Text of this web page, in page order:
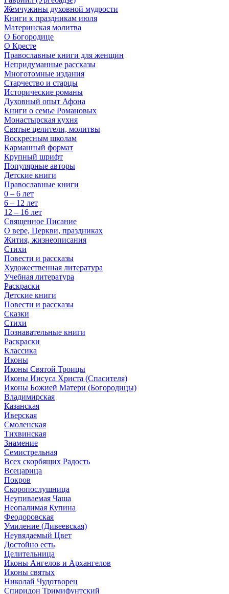
Жемчужины духовной мудрости
Книги к праздникам июля
Материнская молитва
О Богородице
О Кресте
Православные книги для женщин
Непридуманные рассказы
Многотомные издания
Старчество и старцы
Исторические романы
Духовный опыт Афона
Книги о семье Романовых
Монастырская кухня
Святые целители, молитвы
Воскресным школам
Карманный формат
Крупный шрифт
Популярные авторы
Детские книги
Православные книги
0 – 6 лет
6 – 12 лет
12 – 16 лет
Священное Писание
О вере, Церкви, праздниках
Жития, жизнеописания
Стихи
Повести и рассказы
Художественная литература
Учебная литература
Раскраски
Детские книги
Повести и рассказы
Сказки
Стихи
Познавательные книги
Раскраски
Классика
Иконы
Иконы Святой Троицы
Иконы Иисуса Христа (Спасителя)
Иконы Божией Матери (Богородицы)
Владимирская
Казанская
Иверская
Смоленская
Тихвинская
Знамение
Семистрельная
Всех скорбящих Радость
Всецарица
Покров
Скоропослушница
Неупиваемая Чаша
Неопалимая Купина
Феодоровская
Умиление (Дивеевская)
Неувядаемый Цвет
Достойно есть
Целительница
Иконы Ангелов и Архангелов
Иконы святых
Николай Чудотворец
Спиридон Тримифунтский